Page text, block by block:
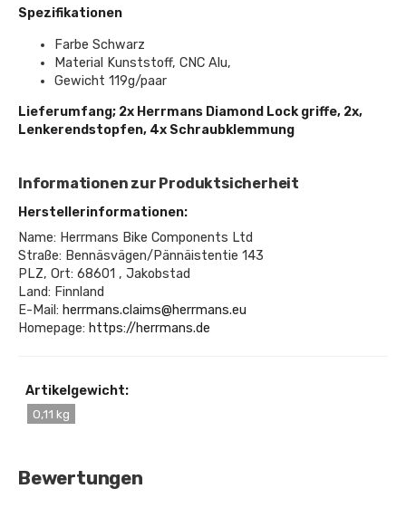
Spezifikationen
Farbe Schwarz
Material Kunststoff, CNC Alu,
Gewicht 119g/paar
Lieferumfang; 2x Herrmans Diamond Lock griffe, 2x,
Lenkerendstopfen, 4x Schraubklemmung
Informationen zur Produktsicherheit
Herstellerinformationen:
Name: Herrmans Bike Components Ltd
Straße: Bennäsvägen/Pännäistentie 143
PLZ, Ort: 68601 , Jakobstad
Land: Finnland
E-Mail: herrmans.claims@herrmans.eu
Homepage: https://herrmans.de
Artikelgewicht:
0,11 kg
Bewertungen